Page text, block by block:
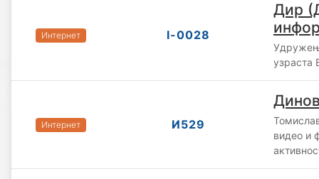
Интернет I-0028
Дир
Интернет И529
видео и